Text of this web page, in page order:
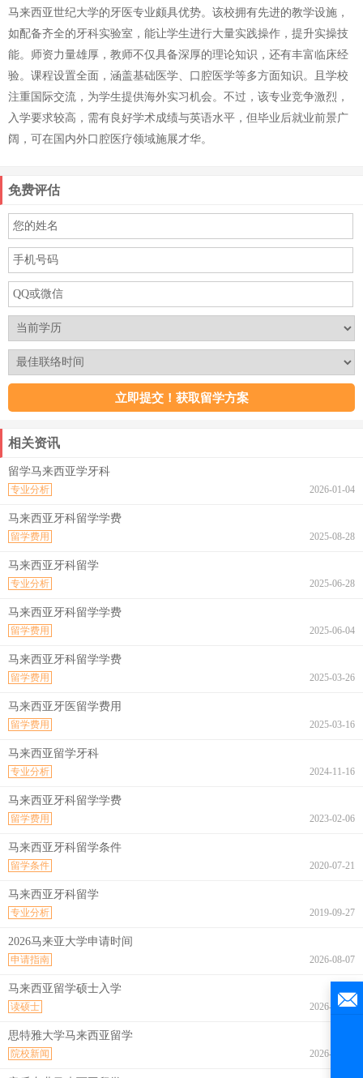
马来西亚世纪大学的牙医专业颇具优势。该校拥有先进的教学设施，
如配备齐全的牙科实验室，能让学生进行大量实践操作，提升实操技
能。师资力量雄厚，教师不仅具备深厚的理论知识，还有丰富临床经
验。课程设置全面，涵盖基础医学、口腔医学等多方面知识。且学校
注重国际交流，为学生提供海外实习机会。不过，该专业竞争激烈，
入学要求较高，需有良好学术成绩与英语水平，但毕业后就业前景广
阔，可在国内外口腔医疗领域施展才华。
免费评估
相关资讯
留学马来西亚学牙科
2026-01-04
专业分析
马来西亚牙科留学学费
2025-08-28
留学费用
马来西亚牙科留学
2025-06-28
专业分析
马来西亚牙科留学学费
2025-06-04
留学费用
马来西亚牙科留学学费
2025-03-26
留学费用
马来西亚牙医留学费用
2025-03-16
留学费用
马来西亚留学牙科
2024-11-16
专业分析
马来西亚牙科留学学费
2023-02-06
留学费用
马来西亚牙科留学条件
2020-07-21
留学条件
马来西亚牙科留学
2019-09-27
专业分析
2026马来亚大学申请时间
2026-08-07
申请指南
马来西亚留学硕士入学
2026-08-07
读硕士
思特雅大学马来西亚留学
2026-08-07
院校新闻